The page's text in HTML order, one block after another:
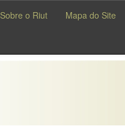
Sobre o Riut Mapa do Site